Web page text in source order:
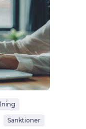
Sanktioner